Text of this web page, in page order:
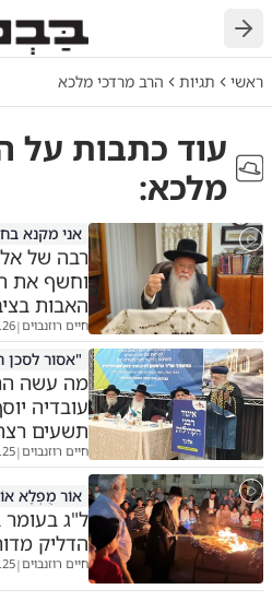
חזרה
ראשי תגיות הרב מרדכי מלכא
עוד כתבות על
מלכא:
אני מקנא
רבה של
וחשף את
האבות
חיים רוזנבוים|
"אסור לסכן
מה עשה
עובדיה
תשעים
חיים רוזנבוים|
אוֹר מֻפְלֶא
ל"ג
הדליק
חיים רוזנבוים|